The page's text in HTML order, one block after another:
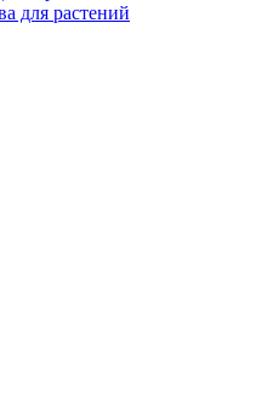
для растений